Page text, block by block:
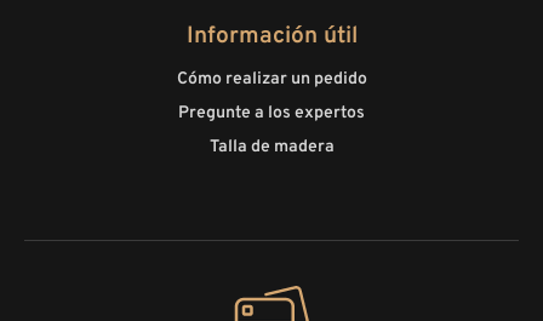
Información útil
Cómo realizar un pedido
Pregunte a los expertos
Talla de madera